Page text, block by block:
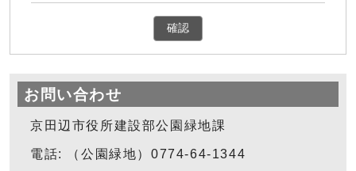
確認
お問い合わせ
京田辺市役所建設部公園緑地課
電話: （公園緑地）0774-64-1344